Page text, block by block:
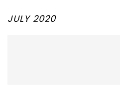
JULY 2020